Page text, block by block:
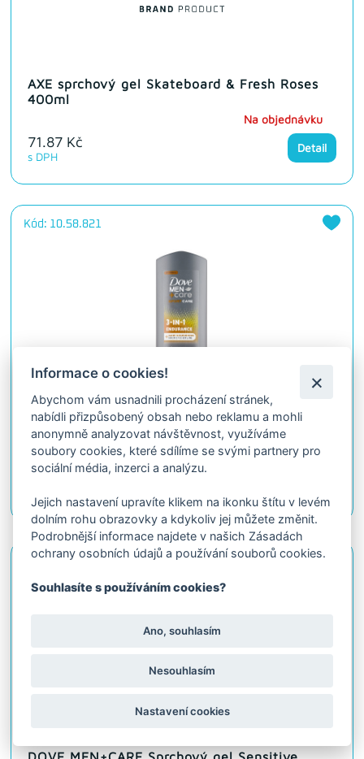
AXE sprchový gel Skateboard & Fresh Roses
400ml
71.87 Kč
s DPH
Na objednávku
Detail
Kód: 10.58.821
DOVE MEN+CARE sprchový gel Endurance
400ml
63.65 Kč
Na objednávku
Kód: 10.58.823
Informace o cookies!
Abychom vám usnadnili procházení stránek,
nabídli přizpůsobený obsah nebo reklamu a mohli
anonymně analyzovat návštěvnost, využíváme
soubory cookies, které sdílíme se svými partnery pro
sociální média, inzerci a analýzu.
Jejich nastavení upravíte klikem na ikonku štítu v levém
dolním rohu obrazovky a kdykoliv jej můžete změnit.
Podrobnější informace najdete v našich Zásadách
ochrany osobních údajů a používání souborů cookies.
Souhlasíte s používáním cookies?
Ano, souhlasím
Nesouhlasím
Nastavení cookies